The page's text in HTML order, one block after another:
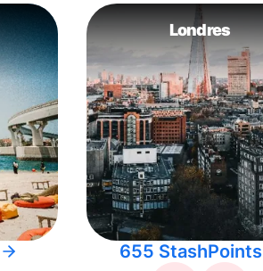
Londres
655 StashPoints